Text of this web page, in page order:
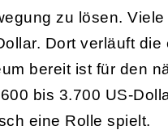
zu lösen.
Dort verläuft
bereit ist für den
bis 3.700 US-
eine Rolle spielt.